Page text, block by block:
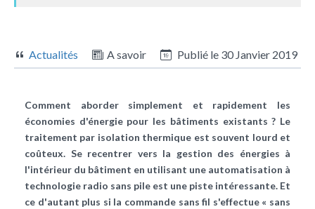
Actualités A savoir Publié le 30 Janvier 2019
Comment aborder simplement et rapidement les
économies d'énergie pour les bâtiments existants ? Le
traitement par isolation thermique est souvent lourd et
coûteux. Se recentrer vers la gestion des énergies à
l'intérieur du bâtiment en utilisant une automatisation à
technologie radio sans pile est une piste intéressante. Et
ce d'autant plus si la commande sans fil s'effectue « sans